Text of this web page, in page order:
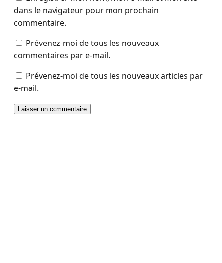
dans le navigateur pour mon prochain
commentaire.
Prévenez-moi de tous les nouveaux
commentaires par e-mail.
Prévenez-moi de tous les nouveaux articles par
e-mail.